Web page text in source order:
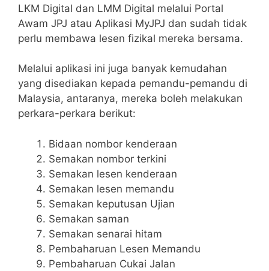
LKM Digital dan LMM Digital melalui Portal
Awam JPJ atau Aplikasi MyJPJ dan sudah tidak
perlu membawa lesen fizikal mereka bersama.
Melalui aplikasi ini juga banyak kemudahan
yang disediakan kepada pemandu-pemandu di
Malaysia, antaranya, mereka boleh melakukan
perkara-perkara berikut:
Bidaan nombor kenderaan
Semakan nombor terkini
Semakan lesen kenderaan
Semakan lesen memandu
Semakan keputusan Ujian
Semakan saman
Semakan senarai hitam
Pembaharuan Lesen Memandu
Pembaharuan Cukai Jalan